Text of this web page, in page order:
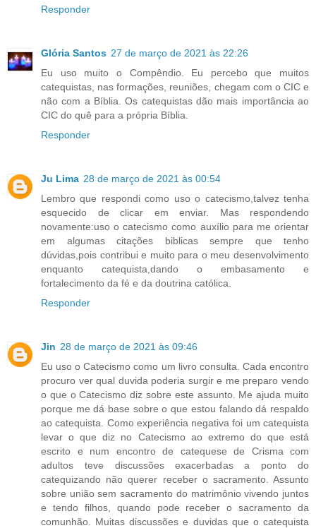
Responder
Glória Santos 27 de março de 2021 às 22:26
Eu uso muito o Compêndio. Eu percebo que muitos
catequistas, nas formações, reuniões, chegam com o CIC e
não com a Bíblia. Os catequistas dão mais importância ao
CIC do quê para a própria Bíblia.
Responder
Ju Lima 28 de março de 2021 às 00:54
Lembro que respondi como uso o catecismo,talvez tenha
esquecido de clicar em enviar. Mas respondendo
novamente:uso o catecismo como auxílio para me orientar
em algumas citações biblicas sempre que tenho
dúvidas,pois contribui e muito para o meu desenvolvimento
enquanto catequista,dando o embasamento e
fortalecimento da fé e da doutrina católica.
Responder
Jin 28 de março de 2021 às 09:46
Eu uso o Catecismo como um livro consulta. Cada encontro
procuro ver qual duvida poderia surgir e me preparo vendo
o que o Catecismo diz sobre este assunto. Me ajuda muito
porque me dá base sobre o que estou falando dá respaldo
ao catequista. Como experiência negativa foi um catequista
levar o que diz no Catecismo ao extremo do que está
escrito e num encontro de catequese de Crisma com
adultos teve discussões exacerbadas a ponto do
catequizando não querer receber o sacramento. Assunto
sobre união sem sacramento do matrimônio vivendo juntos
e tendo filhos, quando pode receber o sacramento da
comunhão. Muitas discussões e duvidas que o catequista